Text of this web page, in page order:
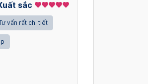
sắc
vấn rất chi tiết